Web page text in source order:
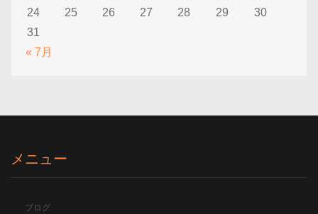
24
25 26 27 28 29
30
31
« 7月
メニュー
ブログ